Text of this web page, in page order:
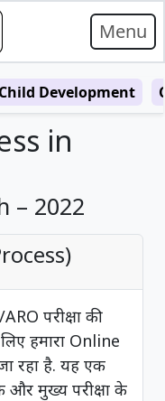
Menu
Child Development
in
– 2022
परीक्षा की
हमारा Online
रहा है. यह एक
और मुख्य परीक्षा के